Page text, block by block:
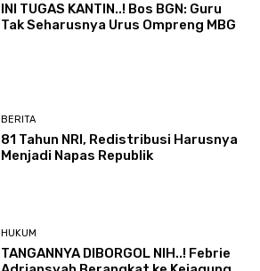
INI TUGAS KANTIN..! Bos BGN: Guru
Tak Seharusnya Urus Ompreng MBG
BERITA
81 Tahun NRI, Redistribusi Harusnya
Menjadi Napas Republik
HUKUM
TANGANNYA DIBORGOL NIH..! Febrie